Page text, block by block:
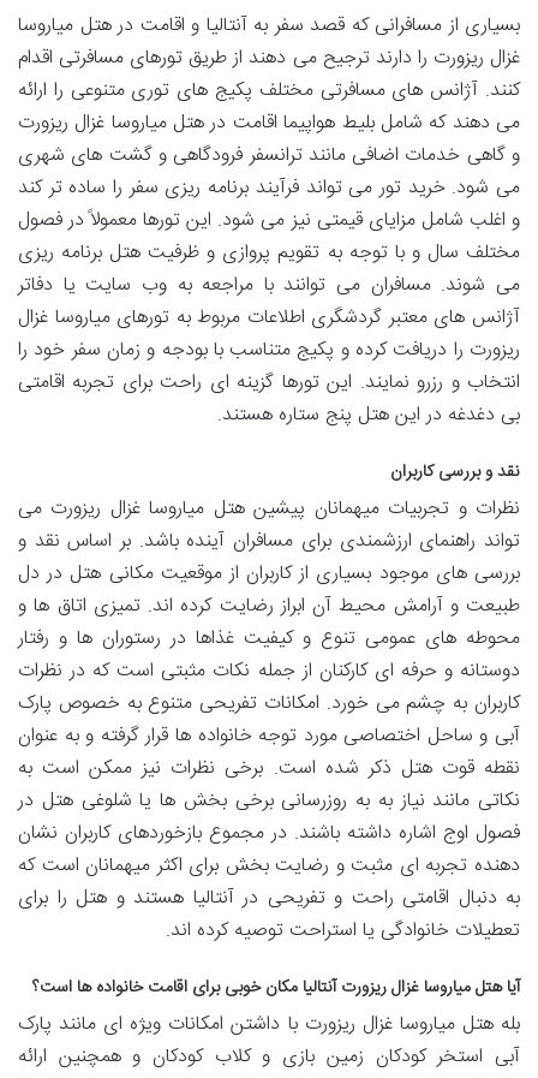
بسیاری از مسافرانی که قصد سفر به آنتالیا و اقامت در هتل میاروسا
غزال ریزورت را دارند ترجیح می دهند از طریق تورهای مسافرتی اقدام
کنند. آژانس های مسافرتی مختلف پکیج های توری متنوعی را ارائه
می دهند که شامل بلیط هواپیما اقامت در هتل میاروسا غزال ریزورت
و گاهی خدمات اضافی مانند ترانسفر فرودگاهی و گشت های شهری
می شود. خرید تور می تواند فرآیند برنامه ریزی سفر را ساده تر کند
و اغلب شامل مزایای قیمتی نیز می شود. این تورها معمولاً در فصول
مختلف سال و با توجه به تقویم پروازی و ظرفیت هتل برنامه ریزی
می شوند. مسافران می توانند با مراجعه به وب سایت یا دفاتر
آژانس های معتبر گردشگری اطلاعات مربوط به تورهای میاروسا غزال
ریزورت را دریافت کرده و پکیج متناسب با بودجه و زمان سفر خود را
انتخاب و رزرو نمایند. این تورها گزینه ای راحت برای تجربه اقامتی
بی دغدغه در این هتل پنج ستاره هستند.
نقد و بررسی کاربران
نظرات و تجربیات میهمانان پیشین هتل میاروسا غزال ریزورت می
تواند راهنمای ارزشمندی برای مسافران آینده باشد. بر اساس نقد و
بررسی های موجود بسیاری از کاربران از موقعیت مکانی هتل در دل
طبیعت و آرامش محیط آن ابراز رضایت کرده اند. تمیزی اتاق ها و
محوطه های عمومی تنوع و کیفیت غذاها در رستوران ها و رفتار
دوستانه و حرفه ای کارکنان از جمله نکات مثبتی است که در نظرات
کاربران به چشم می خورد. امکانات تفریحی متنوع به خصوص پارک
آبی و ساحل اختصاصی مورد توجه خانواده ها قرار گرفته و به عنوان
نقطه قوت هتل ذکر شده است. برخی نظرات نیز ممکن است به
نکاتی مانند نیاز به به روزرسانی برخی بخش ها یا شلوغی هتل در
فصول اوج اشاره داشته باشند. در مجموع بازخوردهای کاربران نشان
دهنده تجربه ای مثبت و رضایت بخش برای اکثر میهمانان است که
به دنبال اقامتی راحت و تفریحی در آنتالیا هستند و هتل را برای
تعطیلات خانوادگی یا استراحت توصیه کرده اند.
آیا هتل میاروسا غزال ریزورت آنتالیا مکان خوبی برای اقامت خانواده ها است؟
بله هتل میاروسا غزال ریزورت با داشتن امکانات ویژه ای مانند پارک
آبی استخر کودکان زمین بازی و کلاب کودکان و همچنین ارائه